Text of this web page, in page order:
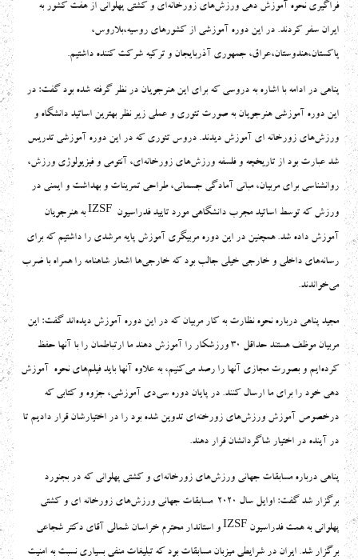
فراگیری نحوه آموزش دهی ورزش‌های زورخانه‌ای و کشتی پهلوانی از هفت کشور به
ایران سفر کردند. در این دوره آموزشی از کشورهای روسیه،بلاروس،
پاکستان،هندوستان،عراق، جمهوری آذربایجان و ترکیه شرکت کننده داشتیم.
پناهی در ادامه با اشاره به دروسی که برای این هنرجویان در نظر گرفته شده بود گفت: در
این دوره آموزشی هنرجویان به صورت تئوری و عملی زیر نظر بهترین اساتید دانشگاه و
ورزش‌های زورخانه ای آموزش دیدند. دروس تئوری که در این دوره آموزشی تدریس
شد عبارت بود از تاریخچه و فلسفه ورزش‌های زورخانه‌ای، آنتومی و فیزیولوژی ورزش،
روانشناسی برای مربیان، مبانی آمادگی جسمانی، طراحی تمرینات و بهداشت و ایمنی در
ورزش که توسط اساتید مجرب دانشگاهی مورد تایید فدراسیون IZSFبه هنرجویان
آموزش داده شد. همچنین در این دوره مربیگری آموزش پایه مرشدی را داشتیم که برای
رسانه‌های داخلی و خارجی خیلی جالب بود که خارجی‌ها اشعار شاهنامه را همراه با ضرب
می‌خواندند.
مجید پناهی درباره نحوه نظارت به کار مربیان که در این دوره آموزش دیده‌اند گفت: این
مربیان موظف هستند حداقل 30 ورزشکار را آموزش دهند ما ارتباطمان را با آنها حفظ
کرده‌ایم و بصورت مجازی آنها را رصد می‌کنیم، به علاوه آنها باید فیلم‌های نحوه آموزش
دهی خود را برای ما ارسال کنند. در پایان دوره سی‌دی آموزشی، جزوه و کتابی که
درخصوص آموزش ورزش‌های زورخنه‌ای تدوین شده بود را در اختیارشان قرار دادیم تا
در آینده در اختیار شاگردانشان قرار دهند.
پناهی درباره مسابقات جهانی ورزش‌های زورخانه‌ای و کشتی پهلوانی که در بجنورد
برگزار شد گفت: اوایل سال 2020 مسابقات جهانی ورزش‌های زورخانه ای و کشتی
پهلوانی به همت فدراسیون IZSF و استاندار محترم خراسان شمالی آقای دکتر شجاعی
برگزار شد. ایران در شرایطی میزبان مسابقات بود که تبلیغات منفی بسیاری نسبت به امنیت